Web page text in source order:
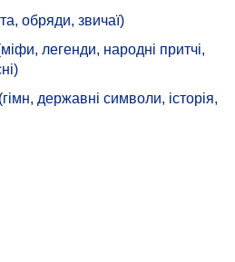
обряди, звичаї)
легенди, народні притчі,
державні символи, історія,